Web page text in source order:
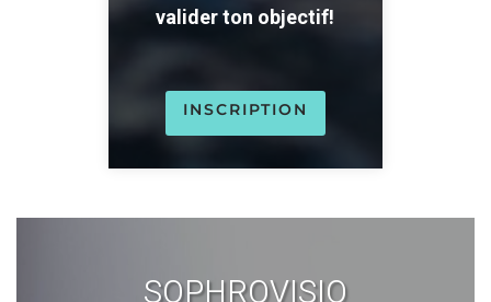
valider ton objectif!
INSCRIPTION